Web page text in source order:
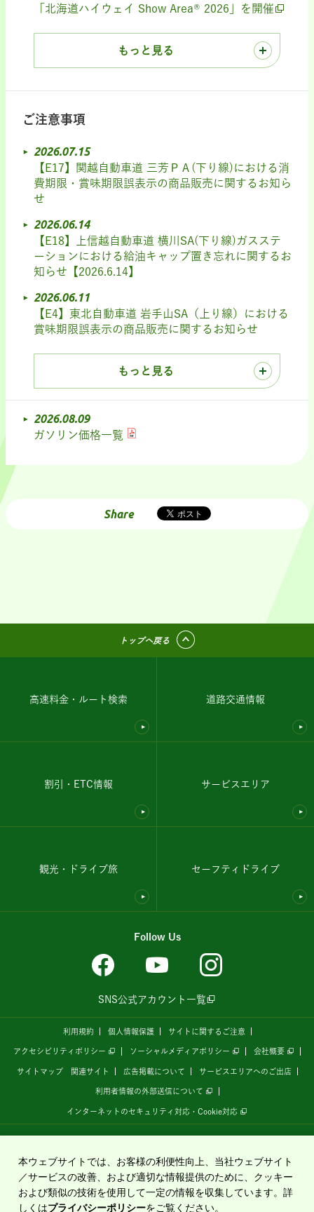
「北海道ハイウェイ Show Area® 2026」を開催
もっと見る
ご注意事項
2026.07.15
【E17】関越自動車道 三芳ＰＡ(下り線)における消
費期限・賞味期限誤表示の商品販売に関するお知ら
せ
2026.06.14
【E18】上信越自動車道 横川SA(下り線)ガスステ
ーションにおける給油キャップ置き忘れに関するお
知らせ【2026.6.14】
2026.06.11
【E4】東北自動車道 岩手山SA（上り線）における
賞味期限誤表示の商品販売に関するお知らせ
もっと見る
2026.08.09
ガソリン価格一覧
Share
トップへ戻る
高速料金・ルート検索 道路交通情報
割引・ETC情報 サービスエリア
観光・ドライブ旅 セーフティドライブ
Follow Us
SNS公式アカウント一覧
利用規約 個人情報保護 サイトに関するご注意
アクセシビリティポリシー ソーシャルメディアポリシー 会社概要
サイトマップ 関連サイト 広告掲載について サービスエリアへのご出店
利用者情報の外部送信について
インターネットのセキュリティ対応・Cookie対応
運営しています。
Copyright©2020 East Nippon Expressway Company Limited
All Rights Reserved.
本ウェブサイトでは、お客様の利便性向上、当社ウェブサイト
／サービスの改善、および適切な情報提供のために、クッキー
および類似の技術を使用して一定の情報を収集しています。詳
しくはプライバシーポリシーをご覧ください。